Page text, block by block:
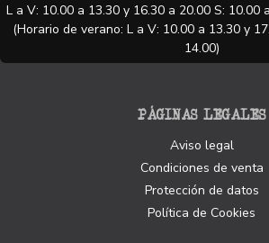
L a V: 10.00 a 13.30 y 16.30 a 20.00 S: 10.00
(Horario de verano: L a V: 10.00 a 13.30 y
14.00)
PÁGINAS LEGALES
Aviso legal
Condiciones de venta
Protección de datos
Política de Cookies